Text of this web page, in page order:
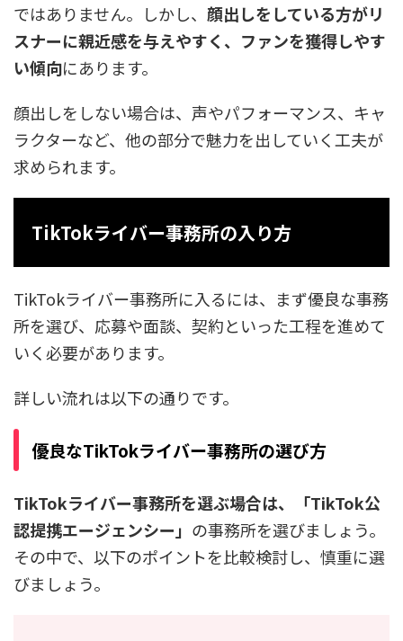
ではありません。しかし、 顔出しをしている方がリ
スナーに親近感を与えやすく、ファンを獲得しやす
い傾向にあります。
顔出しをしない場合は、声やパフォーマンス、キャ
ラクターなど、他の部分で魅力を出していく工夫が
求められます。
TikTokライバー事務所の入り方
TikTokライバー事務所に入るには、まず優良な事務
所を選び、応募や面談、契約といった工程を進めて
いく必要があります。
詳しい流れは以下の通りです。
優良なTikTokライバー事務所の選び方
TikTokライバー事務所を選ぶ場合は、「TikTok公
認提携エージェンシー」 の事務所を選びましょう。
その中で、以下のポイントを比較検討し、慎重に選
びましょう。